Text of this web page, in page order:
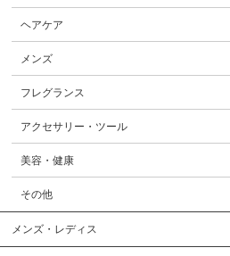
ヘアケア
メンズ
フレグランス
アクセサリー・ツール
美容・健康
その他
メンズ・レディス